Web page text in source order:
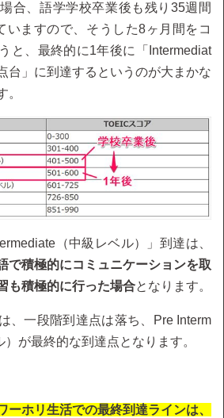
合、語学学校卒業後も残り35週間
いますので、そうした8ヶ月間をコ
と、最終的に1年後に「Intermediat
台」に到達するというのが大まかな
。
（中級レベル）」到達は、
で積極的にコミュニケーションを取
も積極的に行った場合となります。
、一段階到達点は落ち、Pre Interm
が最終的な到達点となります。
ーホリ生活での最終到達ラインは、